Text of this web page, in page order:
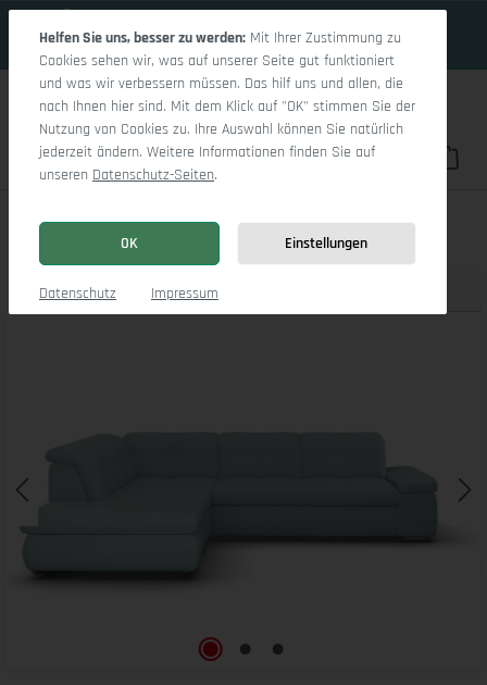
Du hast 0
Sitz Concept smart 1001 Ecksofa 1,5Aho SE Large L
Produktbilder
Helfen Sie uns, besser zu werden: Mit Ihrer Zustimmung zu
Cookies sehen wir, was auf unserer Seite gut funktioniert
und was wir verbessern müssen. Das hilf uns und allen, die
nach Ihnen hier sind. Mit dem Klick auf "OK" stimmen Sie der
Nutzung von Cookies zu. Ihre Auswahl können Sie natürlich
jederzeit ändern. Weitere Informationen finden Sie auf
unseren Datenschutz-Seiten.
OK Einstellungen
Datenschutz Impressum